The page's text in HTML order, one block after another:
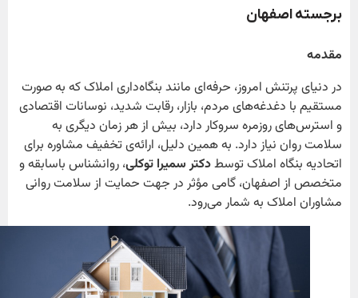
برجسته اصفهان
مقدمه
در دنیای پرتنش امروز، حرفه‌ای مانند بنگاه‌داری املاک که به صورت
مستقیم با دغدغه‌های مردم، بازار، رقابت شدید، نوسانات اقتصادی
و استرس‌های روزمره سروکار دارد، بیش از هر زمان دیگری به
سلامت روان نیاز دارد. به همین دلیل، ارائه‌ی تخفیف مشاوره برای
اتحادیه بنگاه املاک توسطدکتر سمیرا توکلی، روانشناس باسابقه و
متخصص از اصفهان، گامی مؤثر در جهت حمایت از سلامت روانی
مشاوران املاک به شمار می‌رود.